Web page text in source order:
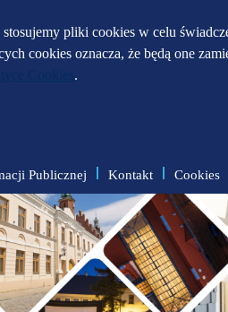
pliki cookies w celu
cookies oznacza, że będą one
.
Publicznej Kontakt Cookies